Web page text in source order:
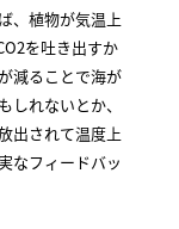
、植物が気温上
を吐き出すか
減ることで海が
れないとか、
出されて温度上
なフィードバッ